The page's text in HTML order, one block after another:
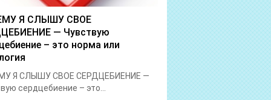
Я СЛЫШУ СВОЕ
— Чувствую
– это норма или
Я СЛЫШУ СВОЕ СЕРДЦЕБИЕНИЕ —
сердцебиение – это...